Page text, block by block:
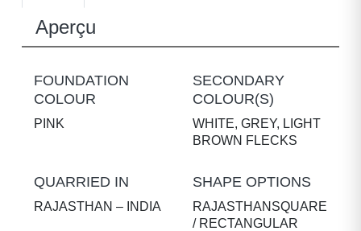
Aperçu
FOUNDATION
COLOUR
PINK
SECONDARY
COLOUR(S)
WHITE, GREY, LIGHT
BROWN FLECKS
QUARRIED IN
RAJASTHAN – INDIA
SHAPE OPTIONS
RAJASTHANSQUARE
/ RECTANGULAR